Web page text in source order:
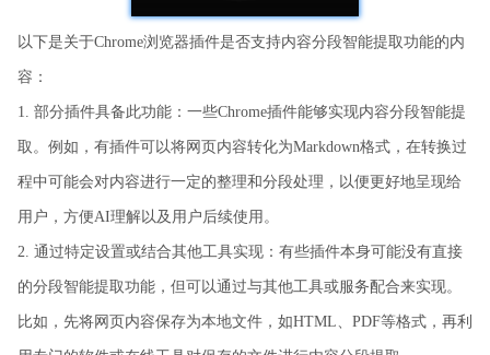
以下是关于Chrome浏览器插件是否支持内容分段智能提取功能的内
容：
1. 部分插件具备此功能：一些Chrome插件能够实现内容分段智能提
取。例如，有插件可以将网页内容转化为Markdown格式，在转换过
程中可能会对内容进行一定的整理和分段处理，以便更好地呈现给
用户，方便AI理解以及用户后续使用。
2. 通过特定设置或结合其他工具实现：有些插件本身可能没有直接
的分段智能提取功能，但可以通过与其他工具或服务配合来实现。
比如，先将网页内容保存为本地文件，如HTML、PDF等格式，再利